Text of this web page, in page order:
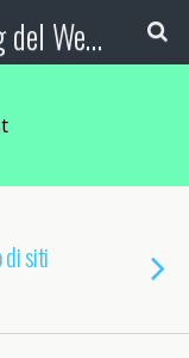
Booking Blog™ - Il blog del Web Marketing Turistico
di siti